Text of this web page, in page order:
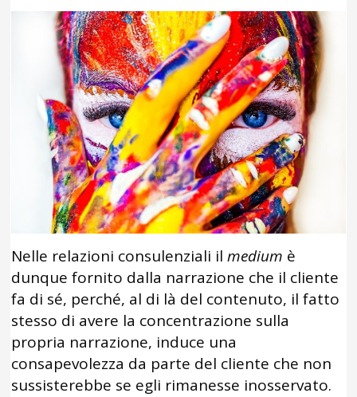
Nelle relazioni consulenziali ilmedium è
dunque fornito dalla narrazione che il cliente
fa di sé, perché, al di là del contenuto, il fatto
stesso di avere la concentrazione sulla
propria narrazione, induce una
consapevolezza da parte del cliente che non
sussisterebbe se egli rimanesse inosservato.